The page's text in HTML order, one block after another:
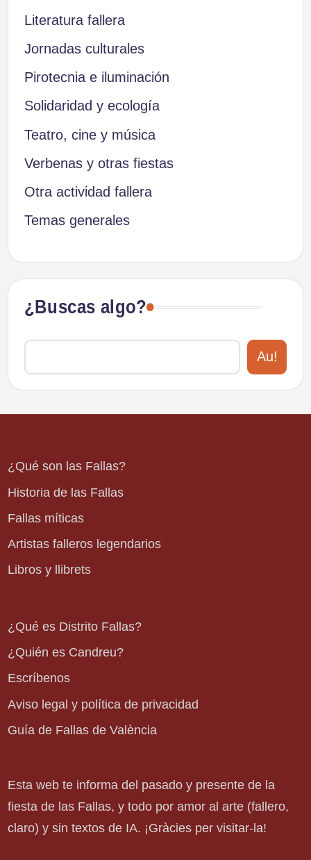
Literatura fallera
Jornadas culturales
Pirotecnia e iluminación
Solidaridad y ecología
Teatro, cine y música
Verbenas y otras fiestas
Otra actividad fallera
Temas generales
¿Buscas algo?
Au!
¿Qué son las Fallas?
Historia de las Fallas
Fallas míticas
Artistas falleros legendarios
Libros y llibrets
¿Qué es Distrito Fallas?
¿Quién es Candreu?
Escríbenos
Aviso legal y política de privacidad
Guía de Fallas de València
Esta web te informa del pasado y presente de la
fiesta de las Fallas, y todo por amor al arte (fallero,
claro) y sin textos de IA. ¡Gràcies per visitar-la!